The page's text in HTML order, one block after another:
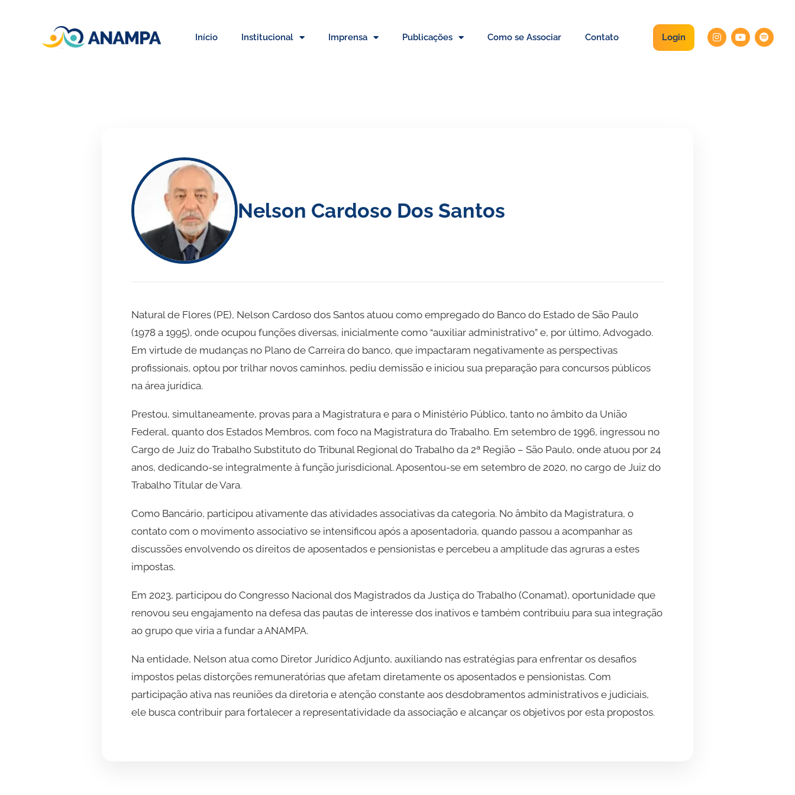
Início Institucional Imprensa Publicações Como se Associar Contato Login
Nelson Cardoso Dos Santos
Natural de Flores (PE), Nelson Cardoso dos Santos atuou como empregado do Banco do Estado de São Paulo
(1978 a 1995), onde ocupou funções diversas, inicialmente como “auxiliar administrativo” e, por último, Advogado.
Em virtude de mudanças no Plano de Carreira do banco, que impactaram negativamente as perspectivas
profissionais, optou por trilhar novos caminhos, pediu demissão e iniciou sua preparação para concursos públicos
na área jurídica.
Prestou, simultaneamente, provas para a Magistratura e para o Ministério Público, tanto no âmbito da União
Federal, quanto dos Estados Membros, com foco na Magistratura do Trabalho. Em setembro de 1996, ingressou no
Cargo de Juiz do Trabalho Substituto do Tribunal Regional do Trabalho da 2ª Região – São Paulo, onde atuou por 24
anos, dedicando-se integralmente à função jurisdicional. Aposentou-se em setembro de 2020, no cargo de Juiz do
Trabalho Titular de Vara.
Como Bancário, participou ativamente das atividades associativas da categoria. No âmbito da Magistratura, o
contato com o movimento associativo se intensificou após a aposentadoria, quando passou a acompanhar as
discussões envolvendo os direitos de aposentados e pensionistas e percebeu a amplitude das agruras a estes
impostas.
Em 2023, participou do Congresso Nacional dos Magistrados da Justiça do Trabalho (Conamat), oportunidade que
renovou seu engajamento na defesa das pautas de interesse dos inativos e também contribuiu para sua integração
ao grupo que viria a fundar a ANAMPA.
Na entidade, Nelson atua como Diretor Jurídico Adjunto, auxiliando nas estratégias para enfrentar os desafios
impostos pelas distorções remuneratórias que afetam diretamente os aposentados e pensionistas. Com
participação ativa nas reuniões da diretoria e atenção constante aos desdobramentos administrativos e judiciais,
ele busca contribuir para fortalecer a representatividade da associação e alcançar os objetivos por esta propostos.